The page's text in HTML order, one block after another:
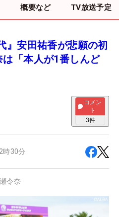
概要など TV放送予定
』安田祐香が悲願の初
「本人が1番しんど
コメン
ト
3件
時30分
令奈